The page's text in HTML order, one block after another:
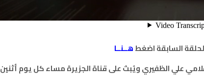
السابقة اضغطهــنــا
علي الظفيري ويُبث على قناة الجزيرة مساء كل يوم أثنين